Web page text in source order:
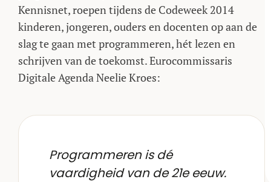
Kennisnet, roepen tijdens de Codeweek 2014
kinderen, jongeren, ouders en docenten op aan de
slag te gaan met programmeren, hét lezen en
schrijven van de toekomst. Eurocommissaris
Digitale Agenda Neelie Kroes:
Programmeren is dé
vaardigheid van de 21e eeuw.